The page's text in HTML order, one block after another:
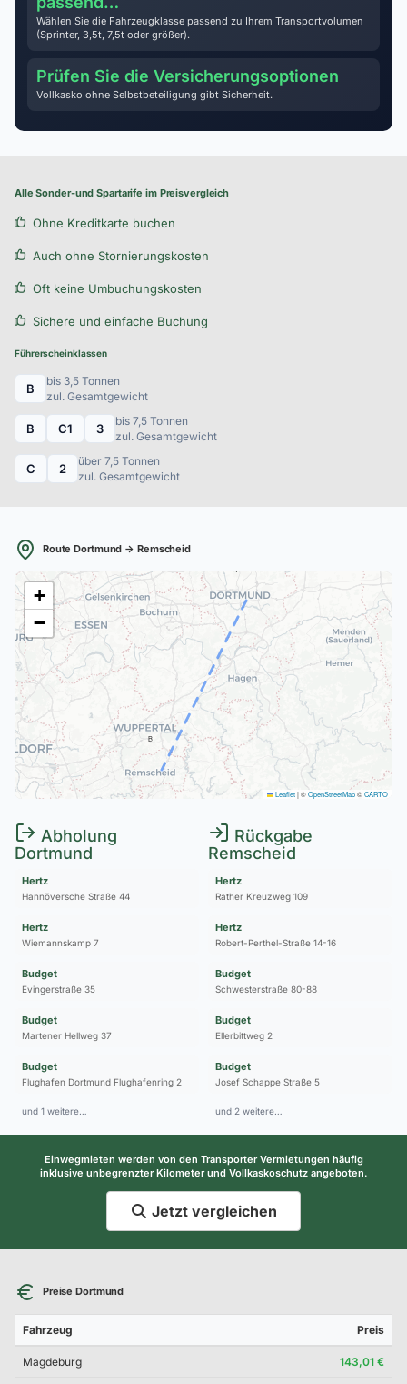
Wählen Sie die Fahrzeugklasse passend zu Ihrem Transportvolumen
(Sprinter, 3,5t, 7,5t oder größer).
Prüfen Sie die Versicherungsoptionen
Vollkasko ohne Selbstbeteiligung gibt Sicherheit.
Alle Sonder-und Spartarife im Preisvergleich
Ohne Kreditkarte buchen
Auch ohne Stornierungskosten
Oft keine Umbuchungskosten
Sichere und einfache Buchung
Führerscheinklassen
B
bis 3,5 Tonnen
zul. Gesamtgewicht
B C1 3
bis 7,5 Tonnen
zul. Gesamtgewicht
C 2
über 7,5 Tonnen
zul. Gesamtgewicht
Route Dortmund → Remscheid
B
+
−
Leaflet|©OpenStreetMap©CARTO
Abholung
Dortmund
Hertz
Hannöversche Straße 44
Hertz
Wiemannskamp 7
Budget
Evingerstraße 35
Budget
Martener Hellweg 37
Budget
Flughafen Dortmund Flughafenring 2
und 1 weitere…
Rückgabe
Remscheid
Hertz
Rather Kreuzweg 109
Hertz
Robert-Perthel-Straße 14-16
Budget
Schwesterstraße 80-88
Budget
Ellerbittweg 2
Budget
Josef Schappe Straße 5
und 2 weitere…
Einwegmieten werden von den Transporter Vermietungen häufig
inklusive unbegrenzter Kilometer und Vollkaskoschutz angeboten.
Jetzt vergleichen
Preise Dortmund
Fahrzeug Preis
Magdeburg 143,01 €